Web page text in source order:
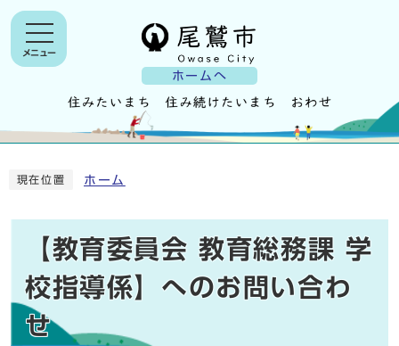
ホームへ
メニュー
現在位置 ホーム
【教育委員会 教育総務課 学
校指導係】へのお問い合わ
せ